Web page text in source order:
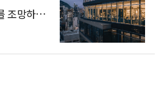
경마장과 산세를 조망하는 CCD Hong Kong Creative Center